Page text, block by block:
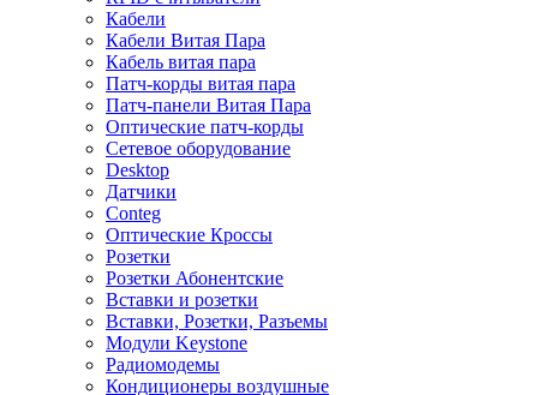
Кабели
Кабели Витая Пара
Кабель витая пара
Патч-корды витая пара
Патч-панели Витая Пара
Оптические патч-корды
Сетевое оборудование
Desktop
Датчики
Conteg
Оптические Кроссы
Розетки
Розетки Абонентские
Вставки и розетки
Вставки, Розетки, Разъемы
Модули Keystone
Радиомодемы
Кондиционеры воздушные